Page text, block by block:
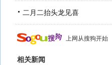
二月二抬头龙见喜
上网从搜狗开始
相关新闻